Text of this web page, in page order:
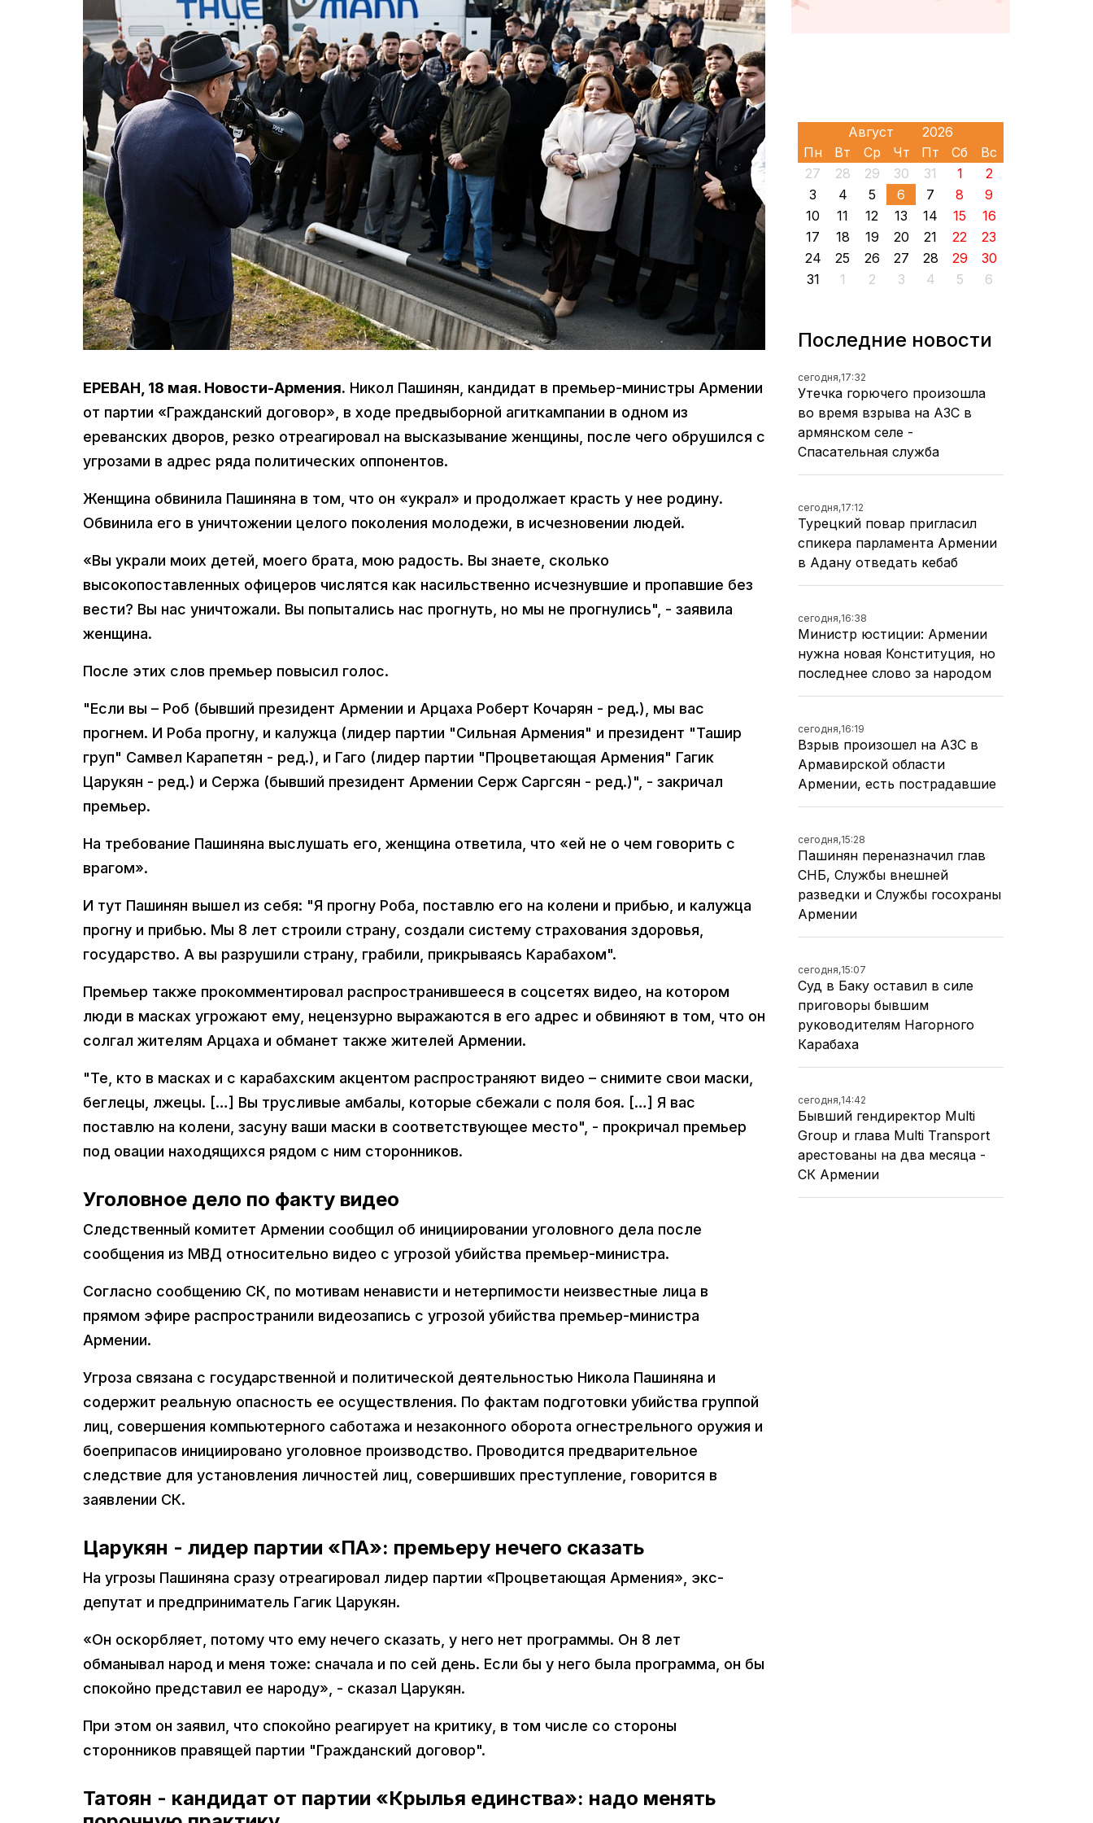
ЕРЕВАН, 18 мая. Новости-Армения. Никол Пашинян, кандидат в премьер-министры Армении
от партии «Гражданский договор», в ходе предвыборной агиткампании в одном из
ереванских дворов, резко отреагировал на высказывание женщины, после чего обрушился с
угрозами в адрес ряда политических оппонентов.
Женщина обвинила Пашиняна в том, что он «украл» и продолжает красть у нее родину.
Обвинила его в уничтожении целого поколения молодежи, в исчезновении людей.
«Вы украли моих детей, моего брата, мою радость. Вы знаете, сколько
высокопоставленных офицеров числятся как насильственно исчезнувшие и пропавшие без
вести? Вы нас уничтожали. Вы попытались нас прогнуть, но мы не прогнулись", - заявила
женщина.
После этих слов премьер повысил голос.
"Если вы – Роб (бывший президент Армении и Арцаха Роберт Кочарян - ред.), мы вас
прогнем. И Роба прогну, и калужца (лидер партии "Сильная Армения" и президент "Ташир
груп" Самвел Карапетян - ред.), и Гаго (лидер партии "Процветающая Армения" Гагик
Царукян - ред.) и Сержа (бывший президент Армении Серж Саргсян - ред.)", - закричал
премьер.
На требование Пашиняна выслушать его, женщина ответила, что «ей не о чем говорить с
врагом».
И тут Пашинян вышел из себя: "Я прогну Роба, поставлю его на колени и прибью, и калужца
прогну и прибью. Мы 8 лет строили страну, создали систему страхования здоровья,
государство. А вы разрушили страну, грабили, прикрываясь Карабахом".
Премьер также прокомментировал распространившееся в соцсетях видео, на котором
люди в масках угрожают ему, нецензурно выражаются в его адрес и обвиняют в том, что он
солгал жителям Арцаха и обманет также жителей Армении.
"Те, кто в масках и с карабахским акцентом распространяют видео – снимите свои маски,
беглецы, лжецы. […] Вы трусливые амбалы, которые сбежали с поля боя. […] Я вас
поставлю на колени, засуну ваши маски в соответствующее место", - прокричал премьер
под овации находящихся рядом с ним сторонников.
Уголовное дело по факту видео
Следственный комитет Армении сообщил об инициировании уголовного дела после
сообщения из МВД относительно видео с угрозой убийства премьер-министра.
Согласно сообщению СК, по мотивам ненависти и нетерпимости неизвестные лица в
прямом эфире распространили видеозапись с угрозой убийства премьер-министра
Армении.
Угроза связана с государственной и политической деятельностью Никола Пашиняна и
содержит реальную опасность ее осуществления. По фактам подготовки убийства группой
лиц, совершения компьютерного саботажа и незаконного оборота огнестрельного оружия и
боеприпасов инициировано уголовное производство. Проводится предварительное
следствие для установления личностей лиц, совершивших преступление, говорится в
заявлении СК.
Царукян - лидер партии «ПА»: премьеру нечего сказать
На угрозы Пашиняна сразу отреагировал лидер партии «Процветающая Армения», экс-
депутат и предприниматель Гагик Царукян.
«Он оскорбляет, потому что ему нечего сказать, у него нет программы. Он 8 лет
обманывал народ и меня тоже: сначала и по сей день. Если бы у него была программа, он бы
спокойно представил ее народу», - сказал Царукян.
При этом он заявил, что спокойно реагирует на критику, в том числе со стороны
сторонников правящей партии "Гражданский договор".
Татоян - кандидат от партии «Крылья единства»: надо менять
Пн Вт Ср Чт Пт Сб
Вс
27
28 29 30 31 1
2
3
4 5 6 7 8
9
10
11 12 13 14 15
16
17
18 19 20 21 22
23
24
25 26 27 28 29
30
31
1 2 3 4 5 6
Последние новости
сегодня,17:32
Утечка горючего произошла
во время взрыва на АЗС в
армянском селе -
Спасательная служба
сегодня,17:12
Турецкий повар пригласил
спикера парламента Армении
в Адану отведать кебаб
сегодня,16:38
Министр юстиции: Армении
нужна новая Конституция, но
последнее слово за народом
сегодня,16:19
Взрыв произошел на АЗС в
Армавирской области
Армении, есть пострадавшие
сегодня,15:28
Пашинян переназначил глав
СНБ, Службы внешней
разведки и Службы госохраны
Армении
сегодня,15:07
Суд в Баку оставил в силе
приговоры бывшим
руководителям Нагорного
Карабаха
сегодня,14:42
Бывший гендиректор Multi
Group и глава Multi Transport
арестованы на два месяца -
СК Армении